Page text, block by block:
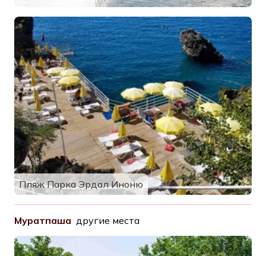
Пляж Парка Эрдал Иноню
Муратпаша другие места